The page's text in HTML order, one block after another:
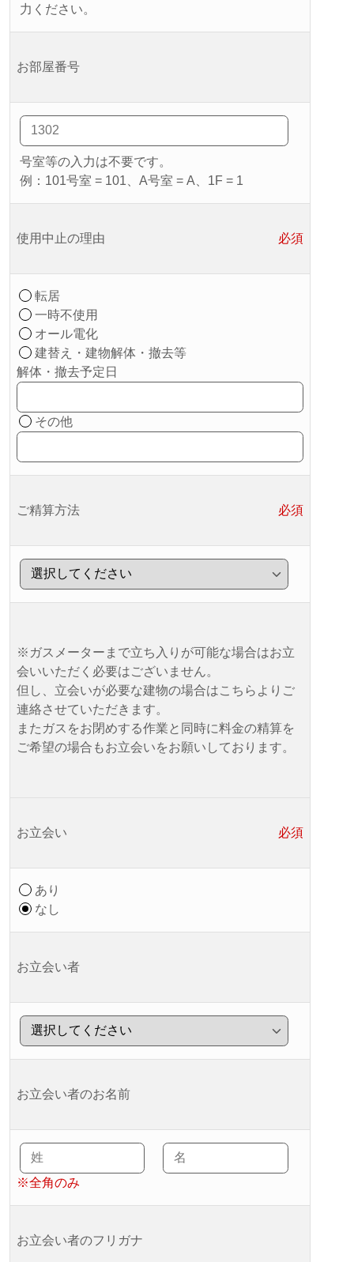
力ください。
お部屋番号
号室等の入力は不要です。
例：101号室 = 101、A号室 = A、1F = 1
使用中止の理由 必須
転居
一時不使用
オール電化
建替え・建物解体・撤去等
解体・撤去予定日
その他
ご精算方法 必須
※ガスメーターまで立ち入りが可能な場合はお立
会いいただく必要はございません。
但し、立会いが必要な建物の場合はこちらよりご
連絡させていただきます。
またガスをお閉めする作業と同時に料金の精算を
ご希望の場合もお立会いをお願いしております。
お立会い 必須
あり
なし
お立会い者
お立会い者のお名前
※全角のみ
お立会い者のフリガナ